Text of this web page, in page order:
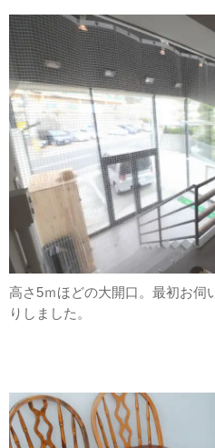
高さ5ｍほどの大開口。最初お伺
りしました。